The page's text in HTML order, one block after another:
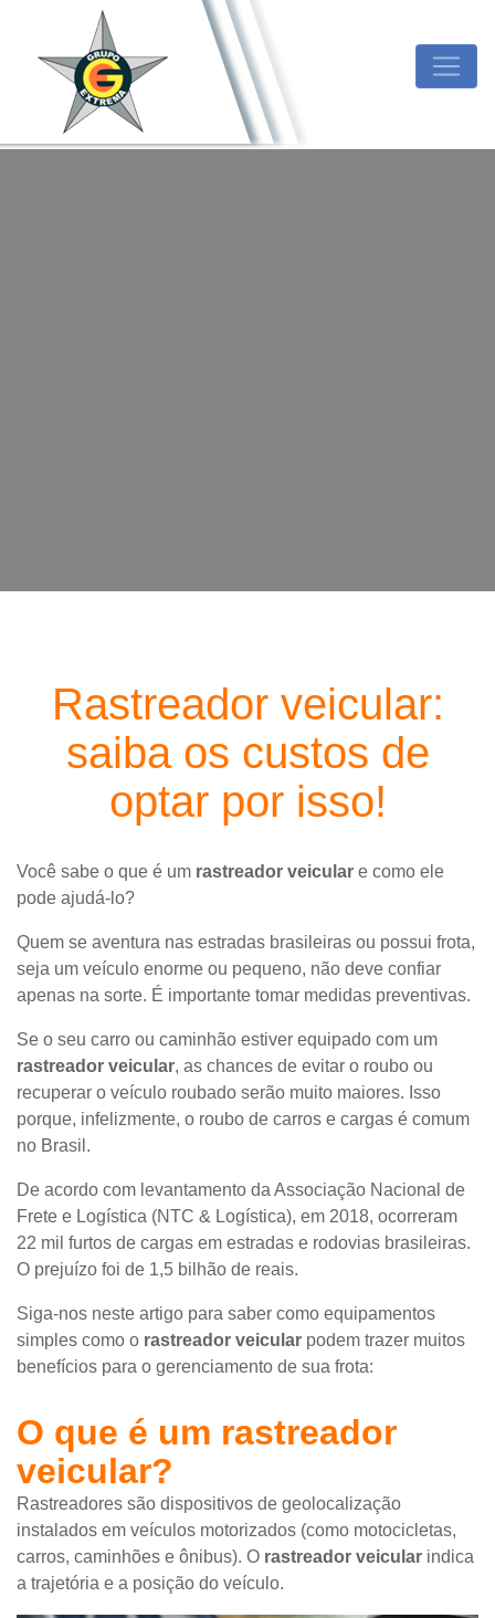
Rastreador veicular:
saiba os custos de
optar por isso!
Você sabe o que é um rastreador veicular e como ele
pode ajudá-lo?
Quem se aventura nas estradas brasileiras ou possui frota,
seja um veículo enorme ou pequeno, não deve confiar
apenas na sorte. É importante tomar medidas preventivas.
Se o seu carro ou caminhão estiver equipado com um
rastreador veicular, as chances de evitar o roubo ou
recuperar o veículo roubado serão muito maiores. Isso
porque, infelizmente, o roubo de carros e cargas é comum
no Brasil.
De acordo com levantamento da Associação Nacional de
Frete e Logística (NTC & Logística), em 2018, ocorreram
22 mil furtos de cargas em estradas e rodovias brasileiras.
O prejuízo foi de 1,5 bilhão de reais.
Siga-nos neste artigo para saber como equipamentos
simples como o rastreador veicular podem trazer muitos
benefícios para o gerenciamento de sua frota:
O que é um rastreador
veicular?
Rastreadores são dispositivos de geolocalização
instalados em veículos motorizados (como motocicletas,
carros, caminhões e ônibus). O rastreador veicular indica
a trajetória e a posição do veículo.